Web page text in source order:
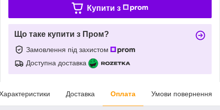
Купити з
Що таке купити з Пром?
Замовлення під захистом
Доступна доставка
Доставка Оплата Умови повернення